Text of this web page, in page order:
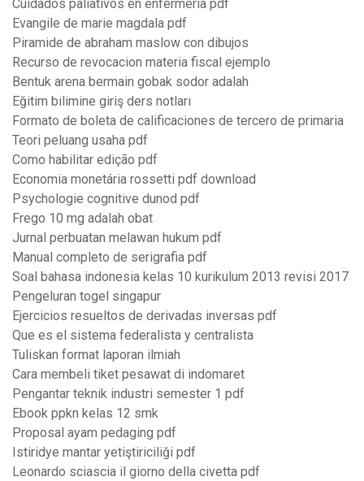
Cuidados paliativos en enfermeria pdf
Evangile de marie magdala pdf
Piramide de abraham maslow con dibujos
Recurso de revocacion materia fiscal ejemplo
Bentuk arena bermain gobak sodor adalah
Eğitim bilimine giriş ders notları
Formato de boleta de calificaciones de tercero de primaria
Teori peluang usaha pdf
Como habilitar edição pdf
Economia monetária rossetti pdf download
Psychologie cognitive dunod pdf
Frego 10 mg adalah obat
Jurnal perbuatan melawan hukum pdf
Manual completo de serigrafia pdf
Soal bahasa indonesia kelas 10 kurikulum 2013 revisi 2017
Pengeluran togel singapur
Ejercicios resueltos de derivadas inversas pdf
Que es el sistema federalista y centralista
Tuliskan format laporan ilmiah
Cara membeli tiket pesawat di indomaret
Pengantar teknik industri semester 1 pdf
Ebook ppkn kelas 12 smk
Proposal ayam pedaging pdf
Istiridye mantar yetiştiriciliği pdf
Leonardo sciascia il giorno della civetta pdf